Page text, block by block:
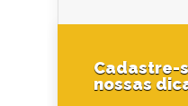
Cadastre-
nossas